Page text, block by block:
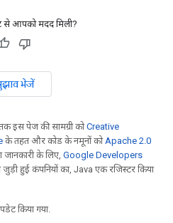
से आपको मदद मिली?
भेजें
इस पेज की सामग्री कोCreative
के तहत और कोड के नमूनों कोApache 2.0
जानकारी के लिए, Google Developers
हुई कंपनियों का, Java एक रजिस्टर किया
किया गया.